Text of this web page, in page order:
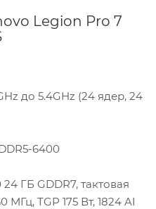
Legion Pro 7
до 5.4GHz (24 ядер, 24
6400
ГБ GDDR7, тактовая
МГц, TGP 175 Вт, 1824 AI